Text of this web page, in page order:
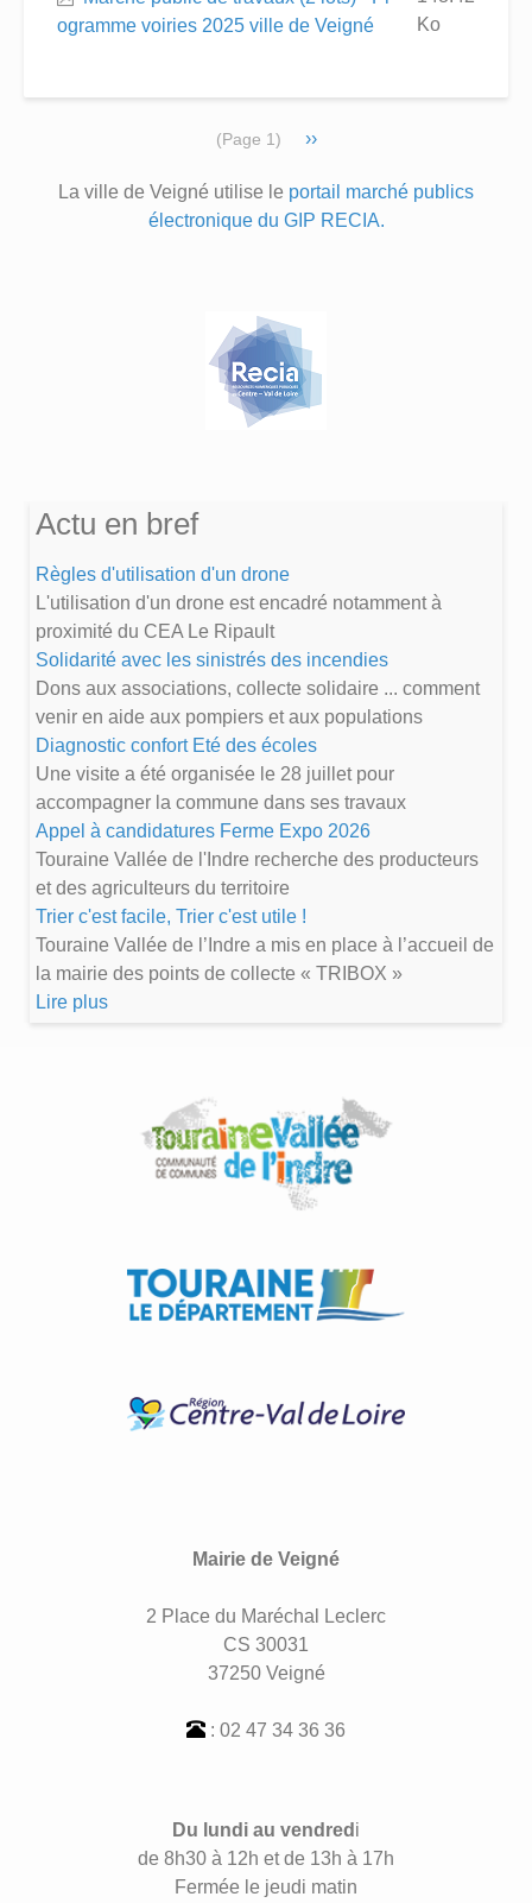
ogramme voiries 2025 ville de Veigné
Ko
(Page 1)
Page
››
La ville de Veigné utilise le portail marché publics
électronique du GIP RECIA.
Actu en bref
Règles d'utilisation d'un drone
L'utilisation d'un drone est encadré notamment à
proximité du CEA Le Ripault
Solidarité avec les sinistrés des incendies
Dons aux associations, collecte solidaire ... comment
venir en aide aux pompiers et aux populations
Diagnostic confort Eté des écoles
Une visite a été organisée le 28 juillet pour
accompagner la commune dans ses travaux
Appel à candidatures Ferme Expo 2026
Touraine Vallée de l'Indre recherche des producteurs
et des agriculteurs du territoire
Trier c'est facile, Trier c'est utile !
Touraine Vallée de l’Indre a mis en place à l’accueil de
la mairie des points de collecte « TRIBOX »
Lire plus
Mairie de Veigné
2 Place du Maréchal Leclerc
CS 30031
37250 Veigné
: 02 47 34 36 36
Du lundi au vendred i
de 8h30 à 12h et de 13h à 17h
Fermée le jeudi matin